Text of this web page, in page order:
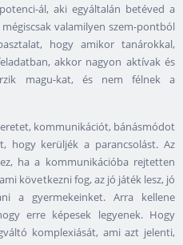
ál, aki egyáltalán betéved a
valamilyen szem-pontból
hogy amikor tanárokkal,
akkor nagyon aktívak és
magu-kat, és nem félnek a
kommunikációt, bánásmódot
hogy kerüljék a parancsolást. Az
ha a kommunikációba rejtetten
következni fog, az jó játék lesz, jó
a gyermekeinket. Arra kellene
erre képesek legyenek. Hogy
komplexiását, ami azt jelenti,